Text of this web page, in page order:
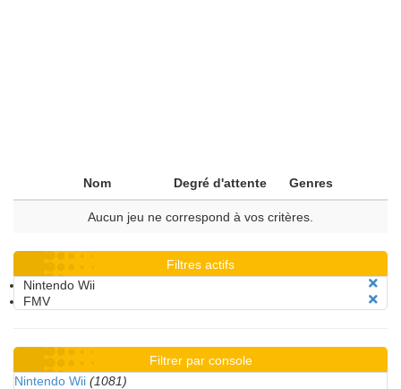
Nom Degré d'attente Genres
Aucun jeu ne correspond à vos critères.
Filtres actifs
Nintendo Wii
FMV
Filtrer par console
Nintendo Wii (1081)